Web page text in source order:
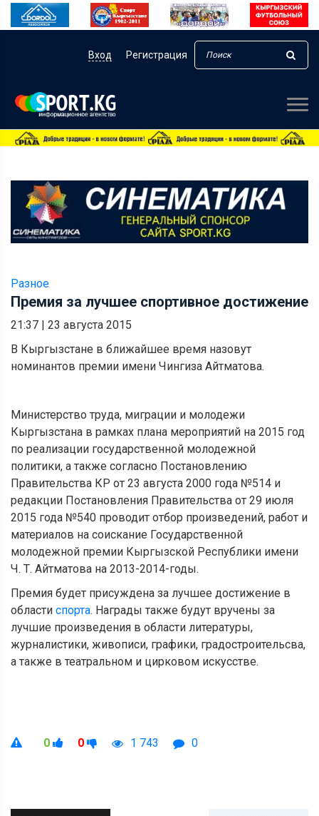
Вход Регистрация
Разное
Премия за лучшее спортивное достижение
21:37 | 23 августа 2015
В Кыргызстане в ближайшее время назовут
номинантов премии имени Чингиза Айтматова.
Министерство труда, миграции и молодежи
Кыргызстана в рамках плана мероприятий на 2015 год
по реализации государственной молодежной
политики, а также согласно Постановлению
Правительства КР от 23 августа 2000 года №514 и
редакции Постановления Правительства от 29 июля
2015 года №540 проводит отбор произведений, работ и
материалов на соискание Государственной
молодежной премии Кыргызской Республики имени
Ч. Т. Айтматова на 2013-2014-годы.
Премия будет присуждена за лучшее достижение в
области спорта. Награды также будут вручены за
лучшие произведения в области литературы,
журналистики, живописи, графики, градостроительсва,
а также в театральном и цирковом искусстве.
0 0 1 743 0